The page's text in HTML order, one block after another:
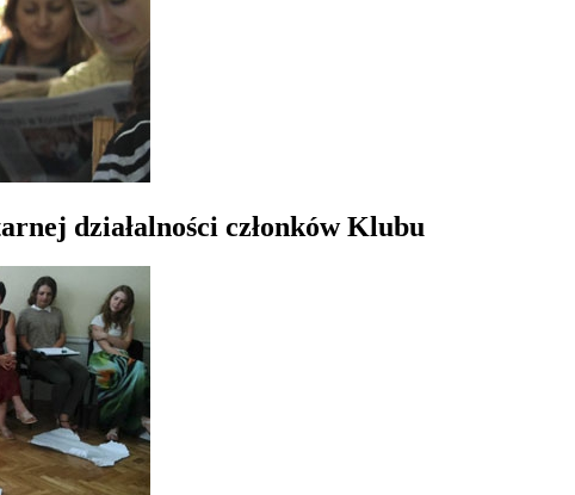
działalności członków Klubu